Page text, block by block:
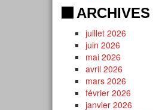
ARCHIVES
juillet 2026
juin 2026
mai 2026
avril 2026
mars 2026
février 2026
janvier 2026